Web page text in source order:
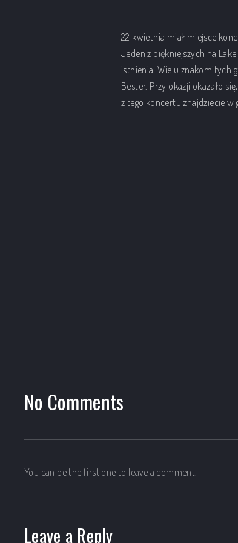
22 kwietnia miał miejsce
Jeden z piękniejszych na
istnienia. Wielu znakomitych
Bester. Przy okazji okazało
z tego koncertu znajdziecie w
No Comments
You can be the first one to leave a comment.
Leave a Reply